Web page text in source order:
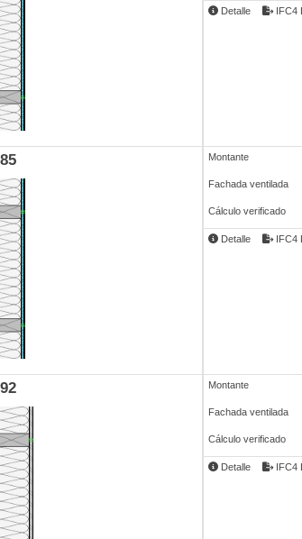
Detalle IFC4
Montante
Fachada ventilada
Cálculo verificado
Detalle IFC4
Montante
Fachada ventilada
Cálculo verificado
Detalle IFC4